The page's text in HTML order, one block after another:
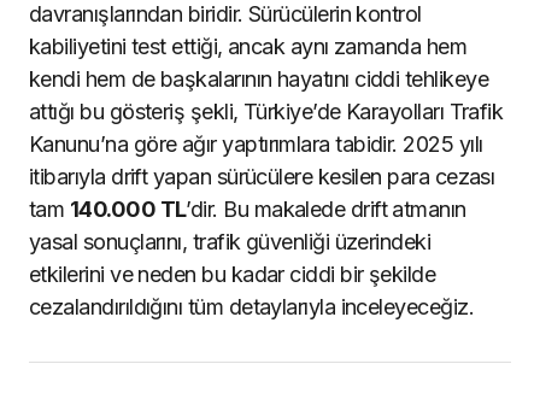
davranışlarından biridir. Sürücülerin kontrol
kabiliyetini test ettiği, ancak aynı zamanda hem
kendi hem de başkalarının hayatını ciddi tehlikeye
attığı bu gösteriş şekli, Türkiye’de Karayolları Trafik
Kanunu’na göre ağır yaptırımlara tabidir. 2025 yılı
itibarıyla drift yapan sürücülere kesilen para cezası
tam 140.000 TL’dir. Bu makalede drift atmanın
yasal sonuçlarını, trafik güvenliği üzerindeki
etkilerini ve neden bu kadar ciddi bir şekilde
cezalandırıldığını tüm detaylarıyla inceleyeceğiz.